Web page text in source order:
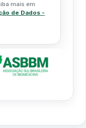
mais em
de Dados -